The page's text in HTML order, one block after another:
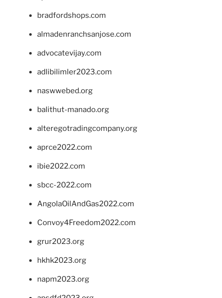
bradfordshops.com
almadenranchsanjose.com
advocatevijay.com
adlibilimler2023.com
naswwebed.org
balithut-manado.org
alteregotradingcompany.org
aprce2022.com
ibie2022.com
sbcc-2022.com
AngolaOilAndGas2022.com
Convoy4Freedom2022.com
grur2023.org
hkhk2023.org
napm2023.org